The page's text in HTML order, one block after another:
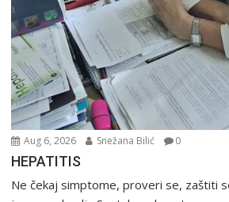
Aug 6, 2026 Snežana Bilić 0
HEPATITIS
Ne čekaj simptome, proveri se, zaštiti